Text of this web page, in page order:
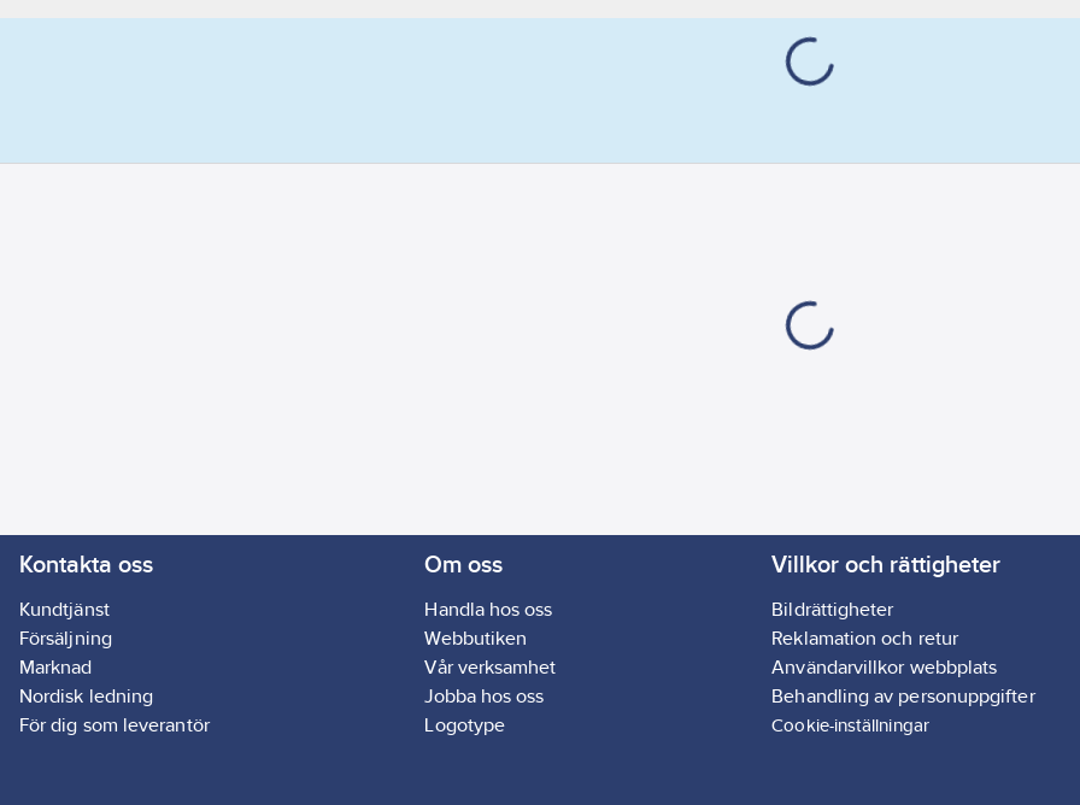
Kontakta oss
Kundtjänst
Försäljning
Marknad
Nordisk ledning
För dig som leverantör
Om oss
Handla hos oss
Webbutiken
Vår verksamhet
Jobba hos oss
Logotype
Villkor och rättigheter
Bildrättigheter
Reklamation och retur
Användarvillkor webbplats
Behandling av personuppgifter
Cookie-inställningar